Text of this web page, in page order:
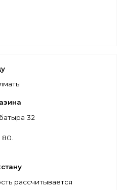
32
80.
рассчитывается